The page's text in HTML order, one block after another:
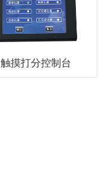
触摸打分控制台